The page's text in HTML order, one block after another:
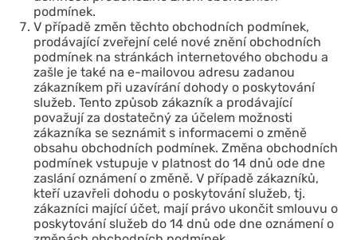
podmínek.
V případě změn těchto obchodních podmínek,
prodávající zveřejní celé nové znění obchodních
podmínek na stránkách internetového obchodu a
zašle je také na e-mailovou adresu zadanou
zákazníkem při uzavírání dohody o poskytování
služeb. Tento způsob zákazník a prodávající
považují za dostatečný za účelem možnosti
zákazníka se seznámit s informacemi o změně
obsahu obchodních podmínek. Změna obchodních
podmínek vstupuje v platnost do 14 dnů ode dne
zaslání oznámení o změně. V případě zákazníků,
kteří uzavřeli dohodu o poskytování služeb, tj.
zákazníci mající účet, mají právo ukončit smlouvu o
poskytování služeb do 14 dnů ode dne oznámení o